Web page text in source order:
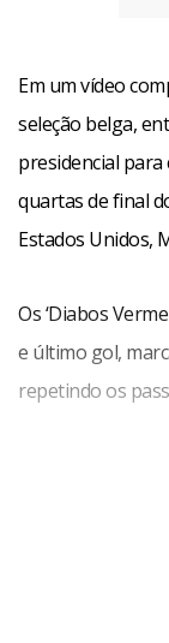
Em um vídeo
seleção belga,
presidencial para
quartas de final
Estados Unidos,
Os ‘Diabos
e último gol,
repetindo os